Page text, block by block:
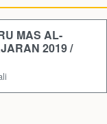
MAS AL-
2019 /